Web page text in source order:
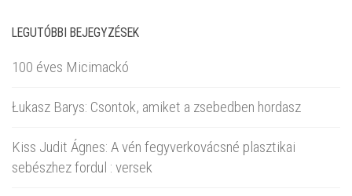
LEGUTÓBBI BEJEGYZÉSEK
100 éves Micimackó
Łukasz Barys: Csontok, amiket a zsebedben hordasz
Kiss Judit Ágnes: A vén fegyverkovácsné plasztikai
sebészhez fordul : versek